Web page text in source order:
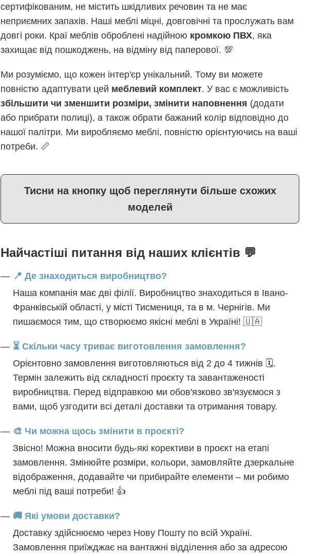
сертифікованим, не містить шкідливих речовин та не має
неприємних запахів. Наші меблі міцні, довговічні та прослужать вам
довгі роки. Краї меблів оброблені надійною кромкою ПВХ, яка
захищає від пошкоджень, на відміну від паперової. 💯
Ми розуміємо, що кожен інтер'єр унікальний. Тому ви можете
повністю адаптувати цей меблевий комплект. У вас є можливість
збільшити чи зменшити розміри, змінити наповнення (додати
або прибрати полиці), а також обрати бажаний колір відповідно до
нашої палітри. Ми виробляємо меблі, повністю орієнтуючись на ваші
потреби. 📏
Тисни на кнопку щоб переглянути більше схожих
моделей
Найчастіші питання від наших клієнтів 💬
📍 Де знаходиться виробництво?
Наша компанія має дві філії. Виробництво знаходиться в Івано-
Франківській області, у місті Тисмениця, та в м. Чернігів. Ми
пишаємося тим, що створюємо якісні меблі в Україні! 🇺🇦
⏳ Скільки часу триває виготовлення замовлення?
Орієнтовно замовлення виготовляються від 2 до 4 тижнів 🗓️.
Термін залежить від складності проєкту та завантаженості
виробництва. Перед відправкою ми обов'язково зв'язуємося з
вами, щоб узгодити всі деталі доставки та отримання товару.
🎨 Чи можна щось змінити в проєкті?
Звісно! Можна вносити будь-які корективи в проєкт на етапі
замовлення. Змінюйте розміри, кольори, замовляйте дзеркальне
відображення, додавайте чи прибирайте елементи – ми робимо
меблі під ваші потреби! 👍
🚚 Які умови доставки?
Доставку здійснюємо через Нову Пошту по всій Україні.
Замовлення приїжджає на вантажні відділення або за адресою